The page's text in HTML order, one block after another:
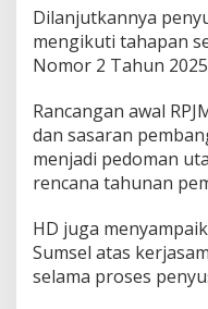
l
R
J
D
2
0
5
–
0
Dilanjutkannya
mengikuti tahapan
Nomor 2 Tahun
Rancangan awal
dan sasaran
menjadi pedoman
rencana tahunan
HD juga
Sumsel atas
selama proses